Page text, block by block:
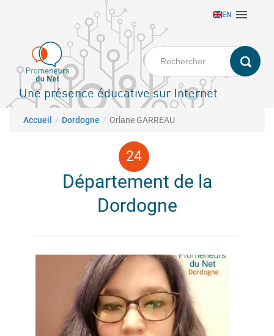
principal
EN 
Une présence éducative sur Internet
Fil d'Ariane
Accueil Dordogne Orlane GARREAU
Département de la
Dordogne